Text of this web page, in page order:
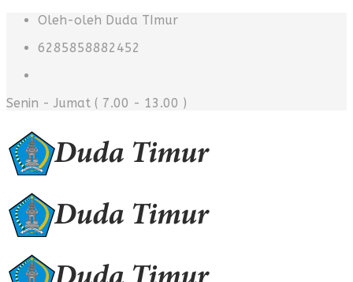
Oleh-oleh Duda TImur
6285858882452
Senin - Jumat ( 7.00 - 13.00 )